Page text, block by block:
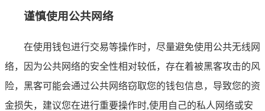
谨慎使用公共网络
在使用钱包进行交易等操作时，尽量避免使用公共无线网
络，因为公共网络的安全性相对较低，存在着被黑客攻击的风
险，黑客可能会通过公共网络窃取您的钱包信息，导致您的资
金损失，建议您在进行重要操作时,使用自己的私人网络或安